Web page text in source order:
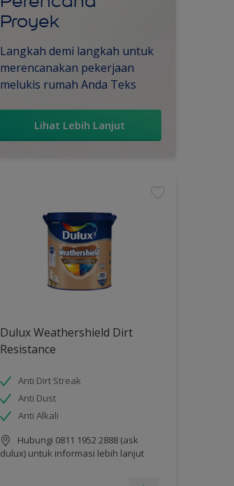
Proyek
Langkah demi langkah untuk
merencanakan pekerjaan
melukis rumah Anda Teks
Lihat Lebih Lanjut
Dulux Weathershield Dirt
Resistance
Anti Dirt Streak
Anti Dust
Anti Alkali
Hubungi 0811 1952 2888 (ask
dulux) untuk informasi lebih lanjut